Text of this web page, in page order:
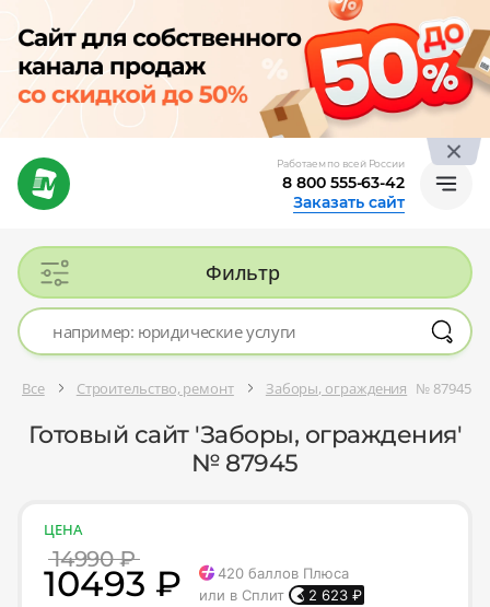
Работаем по всей России
8 800 555-63-42
Заказать сайт
Фильтр
Все Строительство, ремонт Заборы, ограждения № 87945
Готовый сайт 'Заборы, ограждения'
№ 87945
ЦЕНА
14990 ₽
10493 ₽ 420 баллов Плюса
или в Сплит
2 623 ₽